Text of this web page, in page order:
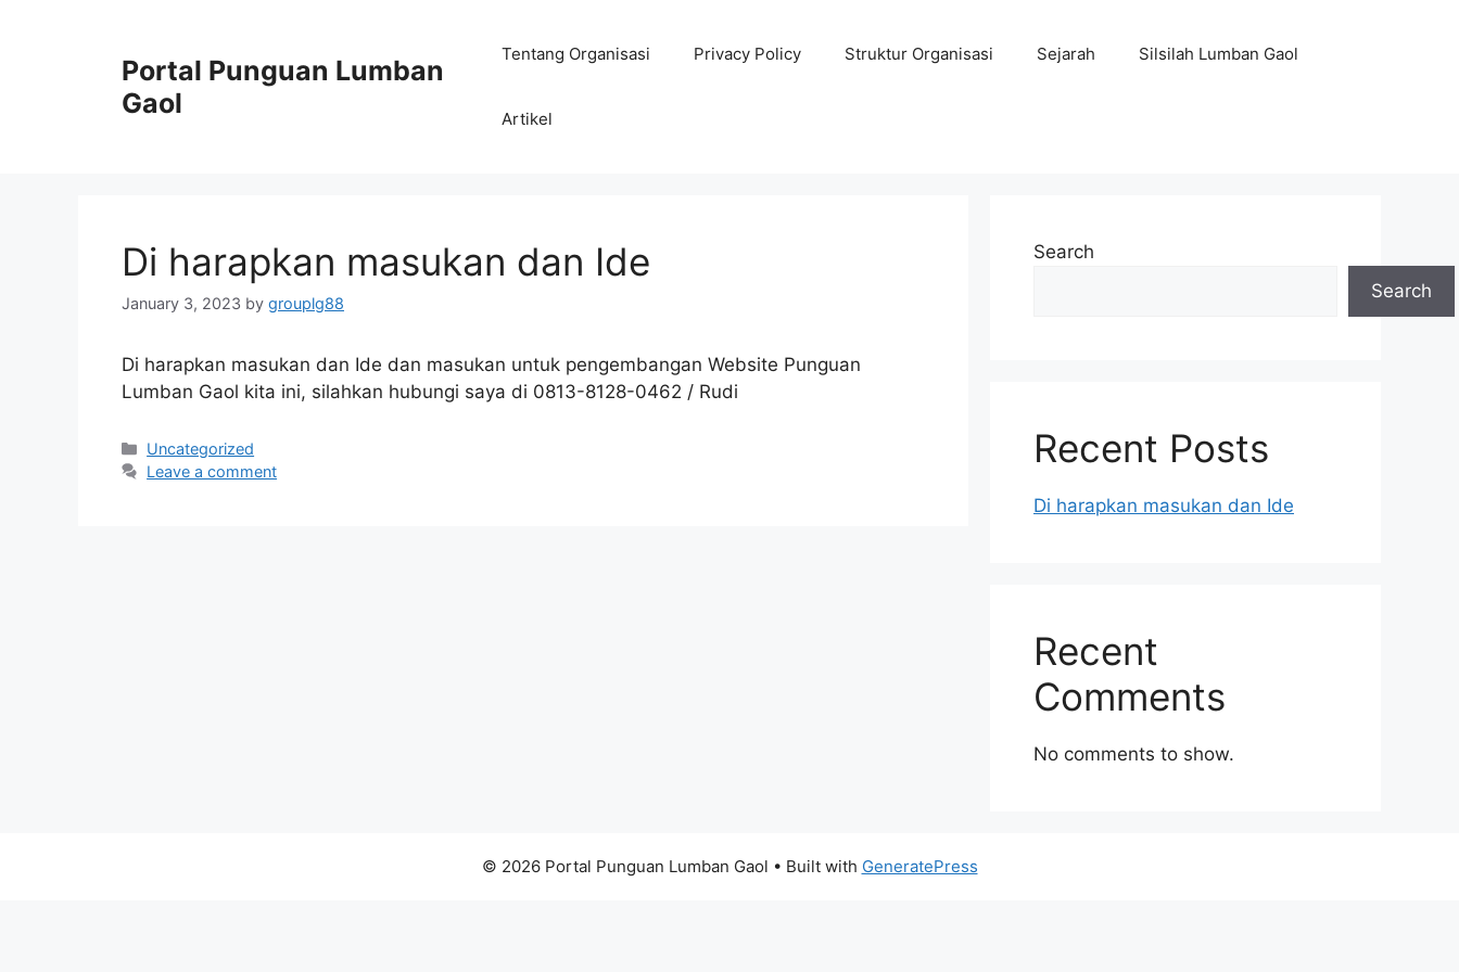
Portal Punguan Lumban
Gaol
Tentang Organisasi Privacy Policy Struktur Organisasi Sejarah Silsilah Lumban Gaol
Artikel
Di harapkan masukan dan Ide
January 3, 2023 by grouplg88
Di harapkan masukan dan Ide dan masukan untuk pengembangan Website Punguan
Lumban Gaol kita ini, silahkan hubungi saya di 0813-8128-0462 / Rudi
Categories
Uncategorized
Leave a comment
Search
Search
Recent Posts
Di harapkan masukan dan Ide
Recent
Comments
No comments to show.
© 2026 Portal Punguan Lumban Gaol • Built with GeneratePress